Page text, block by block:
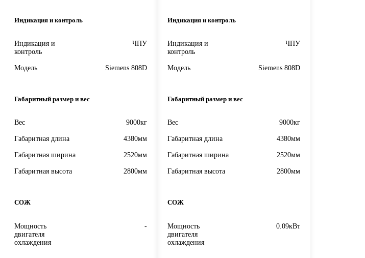
Индикация и контроль
Индикация и
контроль
ЧПУ
Модель Siemens 808D
Габаритный размер и вес
Вес 9000кг
Габаритная длина 4380мм
Габаритная ширина 2520мм
Габаритная высота 2800мм
СОЖ
Мощность
двигателя
охлаждения
-
Индикация и контроль
Индикация и
контроль
ЧПУ
Модель Siemens 808D
Габаритный размер и вес
Вес 9000кг
Габаритная длина 4380мм
Габаритная ширина 2520мм
Габаритная высота 2800мм
СОЖ
Мощность
двигателя
охлаждения
0.09кВт